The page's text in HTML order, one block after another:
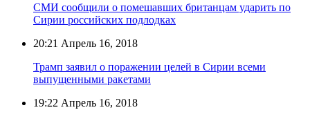
СМИ сообщили о помешавших британцам ударить по
Сирии российских подлодках
20:21 Апрель 16, 2018
Трамп заявил о поражении целей в Сирии всеми
выпущенными ракетами
19:22 Апрель 16, 2018